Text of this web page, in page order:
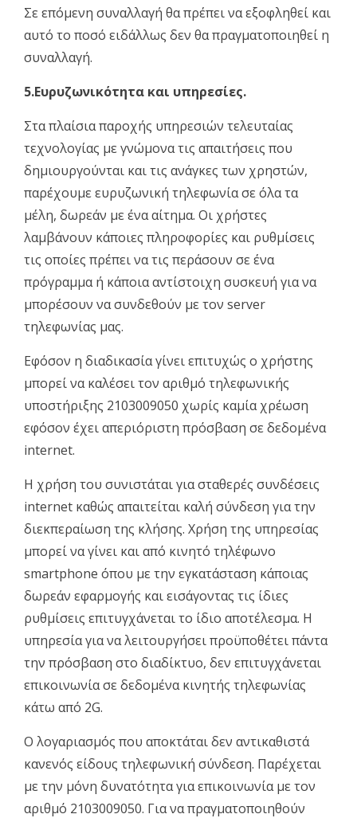
Σε επόμενη συναλλαγή θα πρέπει να εξοφληθεί και
αυτό το ποσό ειδάλλως δεν θα πραγματοποιηθεί η
συναλλαγή.
5.Ευρυζωνικότητα και υπηρεσίες.
Στα πλαίσια παροχής υπηρεσιών τελευταίας
τεχνολογίας με γνώμονα τις απαιτήσεις που
δημιουργούνται και τις ανάγκες των χρηστών,
παρέχουμε ευρυζωνική τηλεφωνία σε όλα τα
μέλη, δωρεάν με ένα αίτημα. Οι χρήστες
λαμβάνουν κάποιες πληροφορίες και ρυθμίσεις
τις οποίες πρέπει να τις περάσουν σε ένα
πρόγραμμα ή κάποια αντίστοιχη συσκευή για να
μπορέσουν να συνδεθούν με τον server
τηλεφωνίας μας.
Εφόσον η διαδικασία γίνει επιτυχώς ο χρήστης
μπορεί να καλέσει τον αριθμό τηλεφωνικής
υποστήριξης 2103009050 χωρίς καμία χρέωση
εφόσον έχει απεριόριστη πρόσβαση σε δεδομένα
internet.
Η χρήση του συνιστάται για σταθερές συνδέσεις
internet καθώς απαιτείται καλή σύνδεση για την
διεκπεραίωση της κλήσης. Χρήση της υπηρεσίας
μπορεί να γίνει και από κινητό τηλέφωνο
smartphone όπου με την εγκατάσταση κάποιας
δωρεάν εφαρμογής και εισάγοντας τις ίδιες
ρυθμίσεις επιτυγχάνεται το ίδιο αποτέλεσμα. H
υπηρεσία για να λειτουργήσει προϋποθέτει πάντα
την πρόσβαση στο διαδίκτυο, δεν επιτυγχάνεται
επικοινωνία σε δεδομένα κινητής τηλεφωνίας
κάτω από 2G.
Ο λογαριασμός που αποκτάται δεν αντικαθιστά
κανενός είδους τηλεφωνική σύνδεση. Παρέχεται
με την μόνη δυνατότητα για επικοινωνία με τον
αριθμό 2103009050. Για να πραγματοποιηθούν